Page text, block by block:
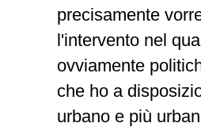
precisamente
l'intervento nel
ovviamente
che ho a
urbano e più